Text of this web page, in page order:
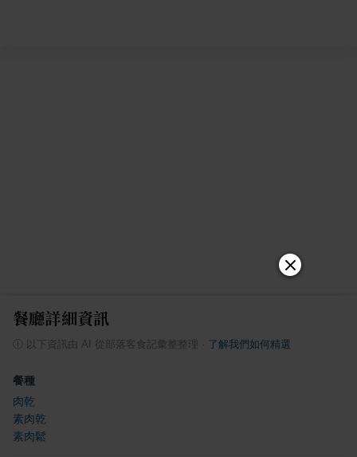
餐廳詳細資訊
以下資訊由 AI 從部落客食記彙整整理 了解我們如何精選
餐種
肉乾
素肉乾
素肉鬆